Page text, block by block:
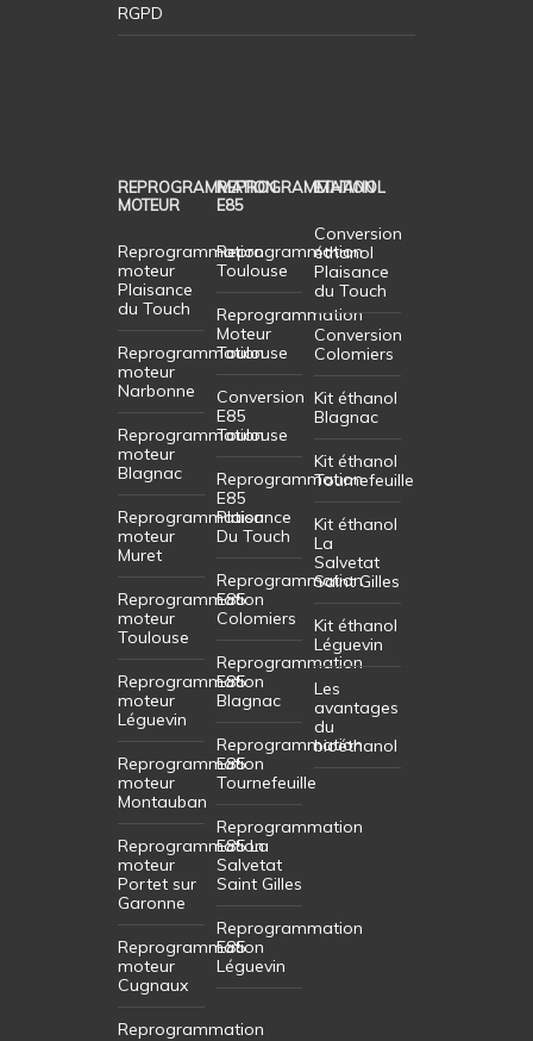
RGPD
REPROGRAMMATION
MOTEUR
Reprogrammation
moteur
Plaisance
du Touch
Reprogrammation
moteur
Narbonne
Reprogrammation
moteur
Blagnac
Reprogrammation
moteur
Muret
Reprogrammation
moteur
Toulouse
Reprogrammation
moteur
Léguevin
Reprogrammation
moteur
Montauban
Reprogrammation
moteur
Portet sur
Garonne
Reprogrammation
moteur
Cugnaux
Reprogrammation
REPROGRAMMATION
E85
Reprogrammation
Toulouse
Reprogrammation
Moteur
Toulouse
Conversion
E85
Toulouse
Reprogrammation
E85
Plaisance
Du Touch
Reprogrammation
E85
Colomiers
Reprogrammation
E85
Blagnac
Reprogrammation
E85
Tournefeuille
Reprogrammation
E85 La
Salvetat
Saint Gilles
Reprogrammation
E85
Léguevin
ETHANOL
Conversion
éthanol
Plaisance
du Touch
Conversion
Colomiers
Kit éthanol
Blagnac
Kit éthanol
Tournefeuille
Kit éthanol
La
Salvetat
Saint Gilles
Kit éthanol
Léguevin
Les
avantages
du
bioéthanol